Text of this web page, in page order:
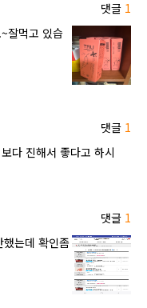
댓글 1
잘먹고 있습
댓글 1
다 진해서 좋다고 하시
댓글 1